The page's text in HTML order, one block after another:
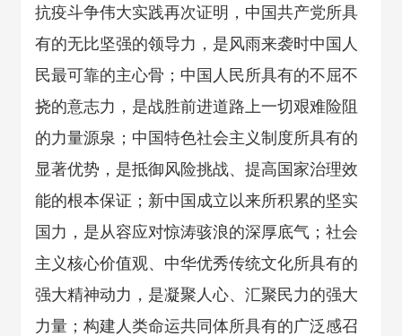
抗疫斗争伟大实践再次证明，中国共产党所具
有的无比坚强的领导力，是风雨来袭时中国人
民最可靠的主心骨；中国人民所具有的不屈不
挠的意志力，是战胜前进道路上一切艰难险阻
的力量源泉；中国特色社会主义制度所具有的
显著优势，是抵御风险挑战、提高国家治理效
能的根本保证；新中国成立以来所积累的坚实
国力，是从容应对惊涛骇浪的深厚底气；社会
主义核心价值观、中华优秀传统文化所具有的
强大精神动力，是凝聚人心、汇聚民力的强大
力量；构建人类命运共同体所具有的广泛感召